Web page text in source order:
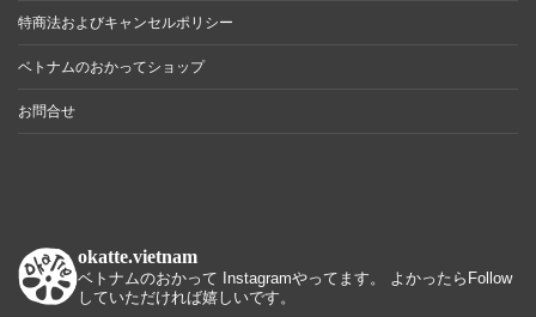
特商法およびキャンセルポリシー
ベトナムのおかってショップ
お問合せ
okatte.vietnam
ベトナムのおかって Instagramやってます。 よかったらFollow
していただければ嬉しいです。